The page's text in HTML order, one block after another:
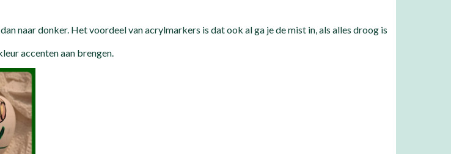
naar donker. Het voordeel van acrylmarkers is dat ook al ga je de mist in, als alles droog is
accenten aan brengen.